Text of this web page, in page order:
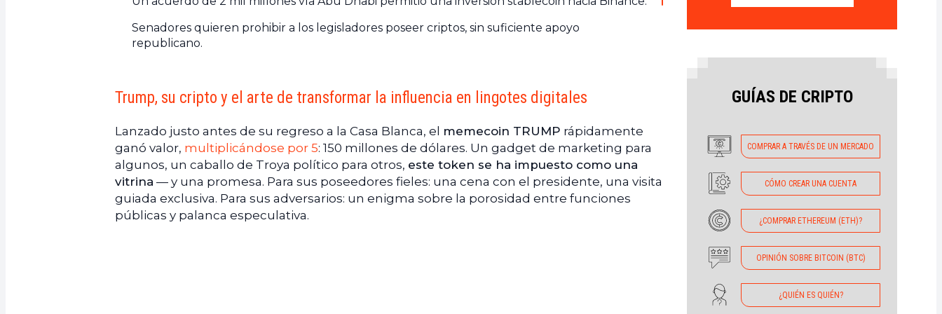
Senadores quieren prohibir a los legisladores poseer criptos, sin suficiente apoyo
republicano.
Trump, su cripto y el arte de transformar la influencia en lingotes digitales
Lanzado justo antes de su regreso a la Casa Blanca, el memecoin TRUMP rápidamente
ganó valor, multiplicándose por 5: 150 millones de dólares. Un gadget de marketing para
algunos, un caballo de Troya político para otros, este token se ha impuesto como una
vitrina — y una promesa. Para sus poseedores fieles: una cena con el presidente, una visita
guiada exclusiva. Para sus adversarios: un enigma sobre la porosidad entre funciones
públicas y palanca especulativa.
GUÍAS DE CRIPTO
COMPRAR A TRAVÉS DE UN MERCADO
CÓMO CREAR UNA CUENTA
¿COMPRAR ETHEREUM (ETH)?
OPINIÓN SOBRE BITCOIN (BTC)
¿QUIÉN ES QUIÉN?